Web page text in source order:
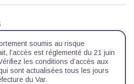
soumis au risque
l’accès est réglementé du 21 juin
les conditions d’accès aux
sont actualisées tous les jours
du Var.